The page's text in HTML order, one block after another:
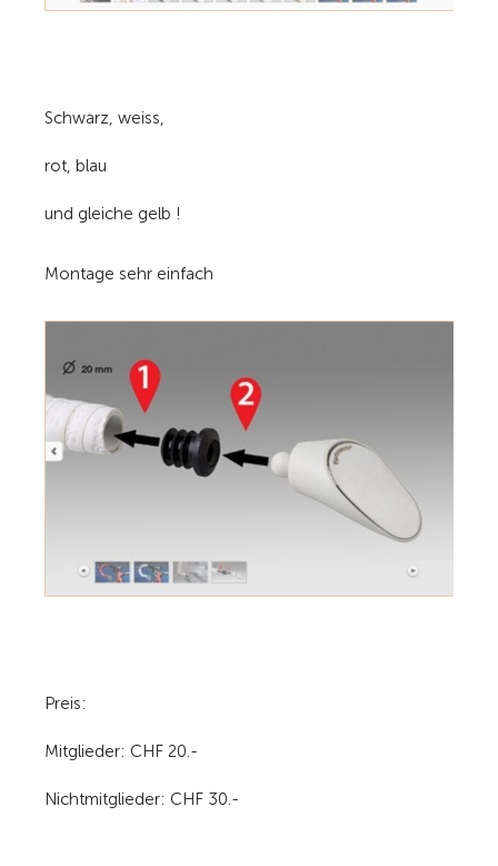
Schwarz, weiss,
rot, blau
und gleiche gelb !
Montage sehr einfach
Preis:
Mitglieder: CHF 20.-
Nichtmitglieder: CHF 30.-